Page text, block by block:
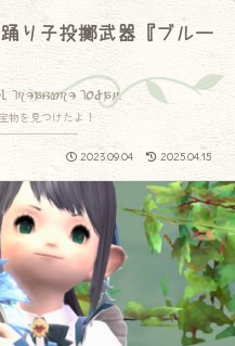
り子投擲武器『ブルー
treasure today.
物を見つけたよ！
2023.09.04 2025.04.15